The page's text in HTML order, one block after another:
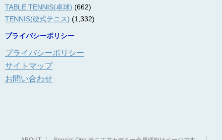
TABLE TENNIS(卓球) (662)
TENNIS(硬式テニス) (1,332)
プライバシーポリシー
プライバシーポリシー
サイトマップ
お問い合わせ